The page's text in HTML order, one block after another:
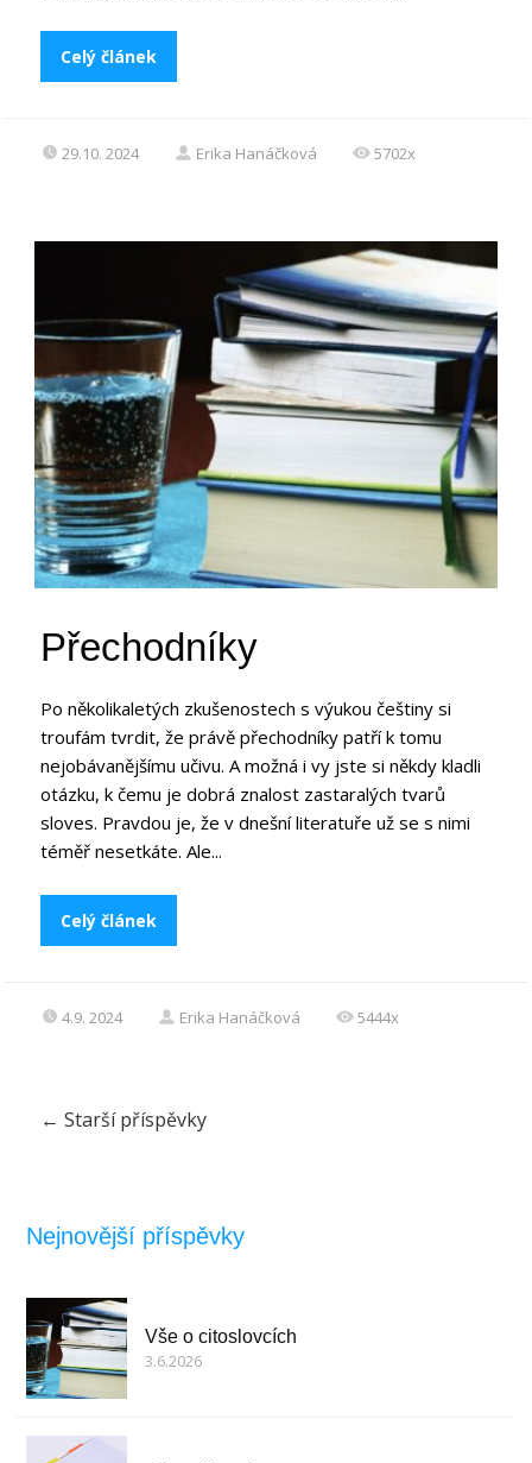
Celý článek
29.10. 2024 Erika Hanáčková 5702x
Přechodníky
Po několikaletých zkušenostech s výukou češtiny si
troufám tvrdit, že právě přechodníky patří k tomu
nejobávanějšímu učivu. A možná i vy jste si někdy kladli
otázku, k čemu je dobrá znalost zastaralých tvarů
sloves. Pravdou je, že v dnešní literatuře už se s nimi
téměř nesetkáte. Ale...
Celý článek
4.9. 2024 Erika Hanáčková 5444x
← Starší příspěvky
Nejnovější příspěvky
Vše o citoslovcích
3.6.2026